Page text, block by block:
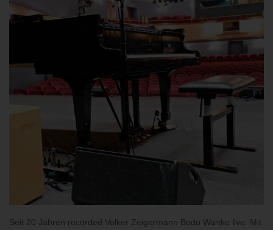
Seit 20 Jahren recorded Volker Zeigermann Bodo Wartke live. Mit